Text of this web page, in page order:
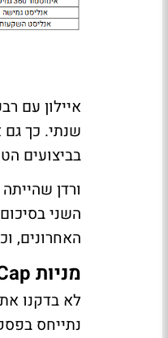
איילון עם
שנתי. כך
בביצועים
ורדן
השני
האחרונים,
מניות Large & Mid Cap
נתייחס